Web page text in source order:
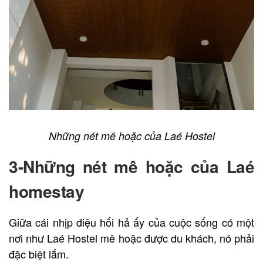
Những nét mê hoặc của Laé Hostel
3-Những nét mê hoặc của Laé
homestay
Giữa cái nhịp điệu hối hả ấy của cuộc sống có một
nơi như Laé Hostel mê hoặc được du khách, nó phải
đặc biệt lắm.